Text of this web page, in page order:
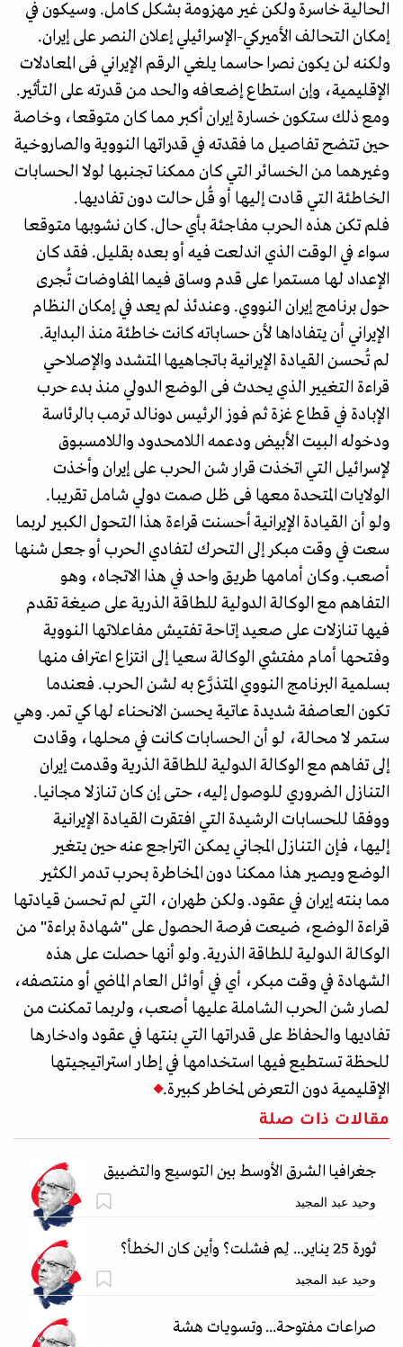
الحالية خاسرة ولكن غير مهزومة بشكل كامل. وسيكون في
إمكان التحالف الأميركي-الإسرائيلي إعلان النصر على إيران.
ولكنه لن يكون نصرا حاسما يلغي الرقم الإيراني فى المعادلات
الإقليمية، وإن استطاع إضعافه والحد من قدرته على التأثير.
ومع ذلك ستكون خسارة إيران أكبر مما كان متوقعا، وخاصة
حين تتضح تفاصيل ما فقدته في قدراتها النووية والصاروخية
وغيرهما من الخسائر التي كان ممكنا تجنبها لولا الحسابات
الخاطئة التي قادت إليها أو قُل حالت دون تفاديها.
فلم تكن هذه الحرب مفاجئة بأي حال. كان نشوبها متوقعا
سواء في الوقت الذي اندلعت فيه أو بعده بقليل. فقد كان
الإعداد لها مستمرا على قدم وساق فيما المفاوضات تُجرى
حول برنامج إيران النووي. وعندئذ لم يعد في إمكان النظام
الإيراني أن يتفاداها لأن حساباته كانت خاطئة منذ البداية.
لم تُحسن القيادة الإيرانية باتجاهيها المتشدد والإصلاحي
قراءة التغيير الذي يحدث فى الوضع الدولي منذ بدء حرب
الإبادة في قطاع غزة ثم فوز الرئيس دونالد ترمب بالرئاسة
ودخوله البيت الأبيض ودعمه اللامحدود واللامسبوق
لإسرائيل التي اتخذت قرار شن الحرب على إيران وأخذت
الولايات المتحدة معها فى ظل صمت دولي شامل تقريبا.
ولو أن القيادة الإيرانية أحسنت قراءة هذا التحول الكبير لربما
سعت في وقت مبكر إلى التحرك لتفادي الحرب أو جعل شنها
أصعب. وكان أمامها طريق واحد في هذا الاتجاه، وهو
التفاهم مع الوكالة الدولية للطاقة الذرية على صيغة تقدم
فيها تنازلات على صعيد إتاحة تفتيش مفاعلاتها النووية
وفتحها أمام مفتشي الوكالة سعيا إلى انتزاع اعتراف منها
بسلمية البرنامج النووي المتذرَّع به لشن الحرب. فعندما
تكون العاصفة شديدة عاتية يحسن الانحناء لها كي تمر. وهي
ستمر لا محالة، لو أن الحسابات كانت في محلها، وقادت
إلى تفاهم مع الوكالة الدولية للطاقة الذرية وقدمت إيران
التنازل الضروري للوصول إليه، حتى إن كان تنازلا مجانيا.
ووفقا للحسابات الرشيدة التي افتقرت القيادة الإيرانية
إليها، فإن التنازل المجاني يمكن التراجع عنه حين يتغير
الوضع ويصير هذا ممكنا دون المخاطرة بحرب تدمر الكثير
مما بنته إيران في عقود. ولكن طهران، التي لم تحسن قيادتها
قراءة الوضع، ضيعت فرصة الحصول على "شهادة براءة" من
الوكالة الدولية للطاقة الذرية. ولو أنها حصلت على هذه
الشهادة في وقت مبكر، أي في أوائل العام الماضي أو منتصفه،
لصار شن الحرب الشاملة عليها أصعب، ولربما تمكنت من
تفاديها والحفاظ على قدراتها التي بنتها في عقود وادخارها
للحظة تستطيع فيها استخدامها في إطار استراتيجيتها
الإقليمية دون التعرض لمخاطر كبيرة.
مقالات ذات صلة
جغرافيا الشرق الأوسط بين التوسيع والتضييق
وحيد عبد المجيد
ثورة 25 يناير... لِم فشلت؟ وأين كان الخطأ؟
وحيد عبد المجيد
صراعات مفتوحة... وتسويات هشة